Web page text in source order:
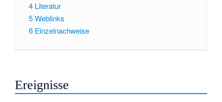
4 Literatur
5Weblinks
6 Einzelnachweise
Ereignisse